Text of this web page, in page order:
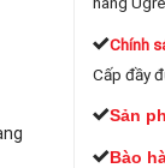
Chính
Cấp đầy
Sản
Bào